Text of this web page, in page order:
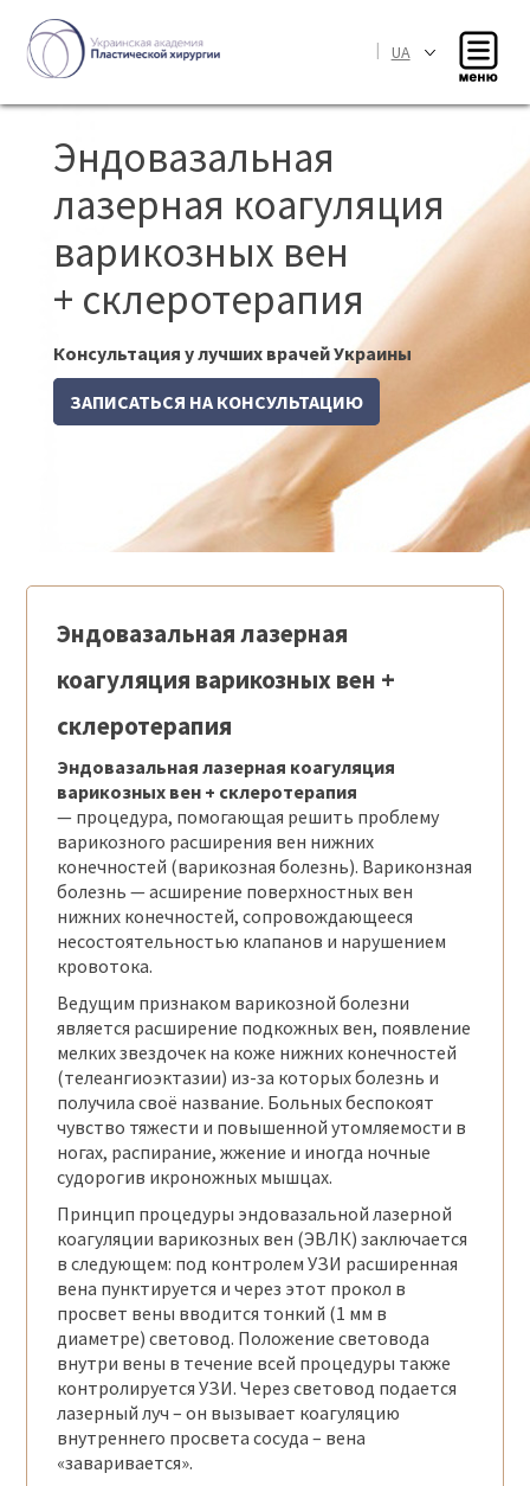
| UA
Эндовазальная
лазерная коагуляция
варикозных вен
+ склеротерапия
Консультация у лучших врачей Украины
ЗАПИСАТЬСЯ НА КОНСУЛЬТАЦИЮ
Эндовазальная лазерная
коагуляция варикозных вен +
склеротерапия
Эндовазальная лазерная коагуляция
варикозных вен + склеротерапия
— процедура, помогающая решить проблему
варикозного расширения вен нижних
конечностей (варикозная болезнь). Вариконзная
болезнь — асширение поверхностных вен
нижних конечностей, сопровождающееся
несостоятельностью клапанов и нарушением
кровотока.
Ведущим признаком варикозной болезни
является расширение подкожных вен, появление
мелких звездочек на коже нижних конечностей
(телеангиоэктазии) из-за которых болезнь и
получила своё название. Больных беспокоят
чувство тяжести и повышенной утомляемости в
ногах, распирание, жжение и иногда ночные
судорогив икроножных мышцах.
Принцип процедуры эндовазальной лазерной
коагуляции варикозных вен (ЭВЛК) заключается
в следующем: под контролем УЗИ расширенная
вена пунктируется и через этот прокол в
просвет вены вводится тонкий (1 мм в
диаметре) световод. Положение световода
внутри вены в течение всей процедуры также
контролируется УЗИ. Через световод подается
лазерный луч – он вызывает коагуляцию
внутреннего просвета сосуда – вена
«заваривается».